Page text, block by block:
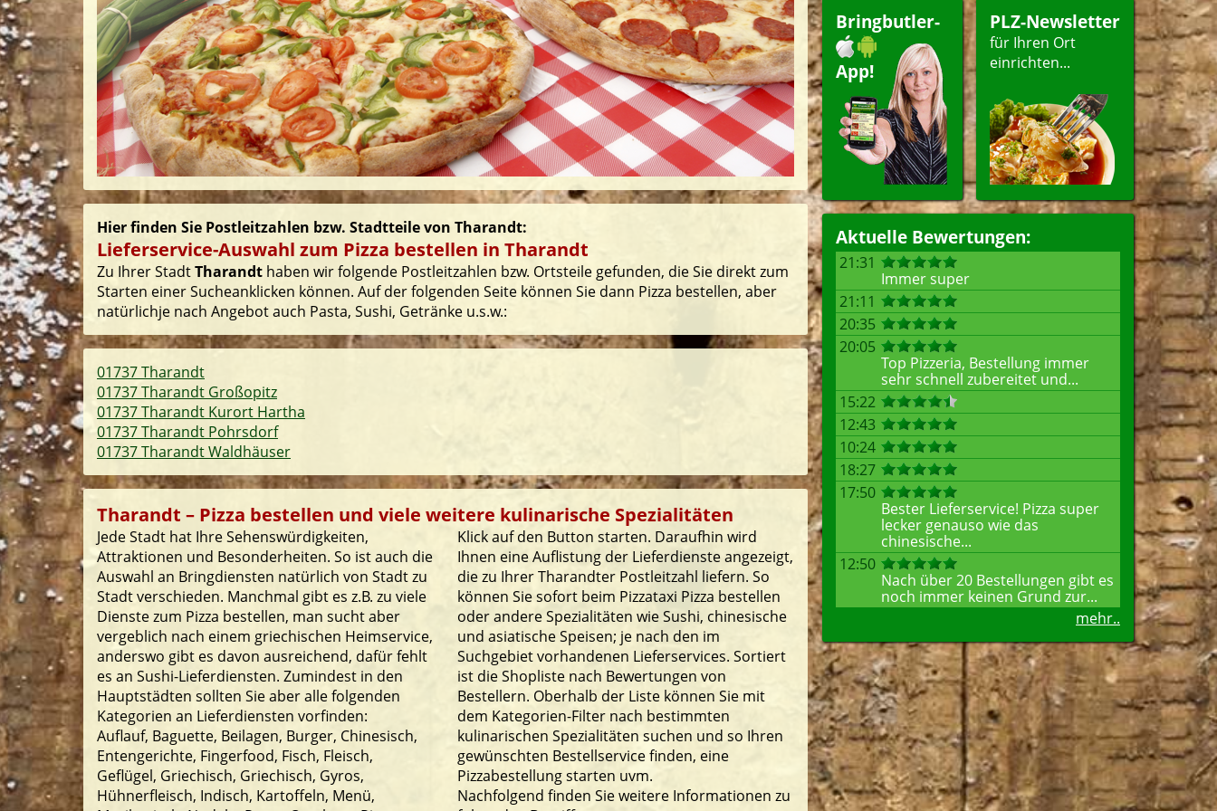
Bringbutler-
App!
PLZ-Newsletter
für Ihren Ort
einrichten...
Aktuelle Bewertungen:
21:31
Immer super
21:11
20:35
20:05
Top Pizzeria, Bestellung immer
sehr schnell zubereitet und...
15:22
12:43
10:24
18:27
17:50
Bester Lieferservice! Pizza super
lecker genauso wie das
chinesische...
12:50
Nach über 20 Bestellungen gibt es
noch immer keinen Grund zur...
mehr..
Hier finden Sie Postleitzahlen bzw. Stadtteile von Tharandt:
Lieferservice-Auswahl zum Pizza bestellen in Tharandt
Zu Ihrer StadtTharandt haben wir folgende Postleitzahlen bzw. Ortsteile gefunden, die Sie direkt zum
Starten einer Sucheanklicken können. Auf der folgenden Seite können Sie dann Pizza bestellen, aber
natürlichje nach Angebot auch Pasta, Sushi, Getränke u.s.w.:
01737 Tharandt
01737 Tharandt Großopitz
01737 Tharandt Kurort Hartha
01737 Tharandt Pohrsdorf
01737 Tharandt Waldhäuser
Tharandt – Pizza bestellen und viele weitere kulinarische Spezialitäten
Jede Stadt hat Ihre Sehenswürdigkeiten,
Attraktionen und Besonderheiten. So ist auch die
Auswahl an Bringdiensten natürlich von Stadt zu
Stadt verschieden. Manchmal gibt es z.B. zu viele
Dienste zum Pizza bestellen, man sucht aber
vergeblich nach einem griechischen Heimservice,
anderswo gibt es davon ausreichend, dafür fehlt
es an Sushi-Lieferdiensten. Zumindest in den
Hauptstädten sollten Sie aber alle folgenden
Kategorien an Lieferdiensten vorfinden:
Auflauf, Baguette, Beilagen, Burger, Chinesisch,
Entengerichte, Fingerfood, Fisch, Fleisch,
Geflügel, Griechisch, Griechisch, Gyros,
Hühnerfleisch, Indisch, Kartoffeln, Menü,
Klick auf den Button starten. Daraufhin wird
Ihnen eine Auflistung der Lieferdienste angezeigt,
die zu Ihrer Tharandter Postleitzahl liefern. So
können Sie sofort beim Pizzataxi Pizza bestellen
oder andere Spezialitäten wie Sushi, chinesische
und asiatische Speisen; je nach den im
Suchgebiet vorhandenen Lieferservices. Sortiert
ist die Shopliste nach Bewertungen von
Bestellern. Oberhalb der Liste können Sie mit
dem Kategorien-Filter nach bestimmten
kulinarischen Spezialitäten suchen und so Ihren
gewünschten Bestellservice finden, eine
Pizzabestellung starten uvm.
Nachfolgend finden Sie weitere Informationen zu